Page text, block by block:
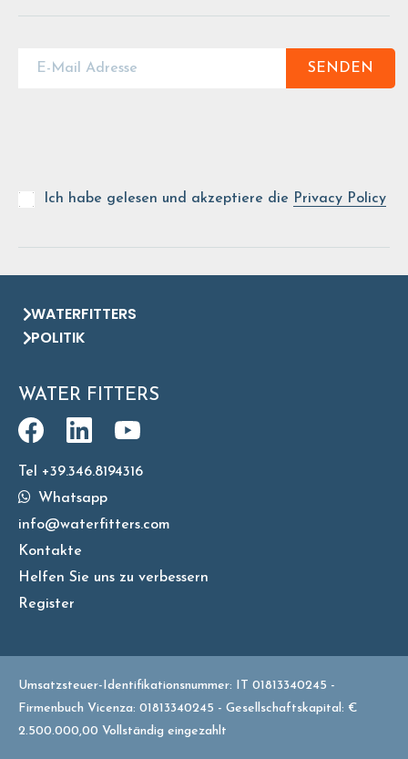
SENDEN
Ich habe gelesen und akzeptiere die Privacy Policy
WATERFITTERS
POLITIK
WATER FITTERS
Tel +39.346.8194316
Whatsapp
info@waterfitters.com
Kontakte
Helfen Sie uns zu verbessern
Register
Umsatzsteuer-Identifikationsnummer: IT 01813340245 -
Firmenbuch Vicenza: 01813340245 - Gesellschaftskapital: €
2.500.000,00 Vollständig eingezahlt